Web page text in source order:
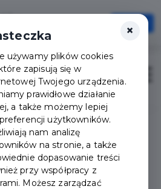
zawsze pod ręką
Otwórz
Zaloguj
×
używamy plików cookies
zapisują się w
Twojego urządzenia.
prawidłowe działanie
a także możemy lepiej
użytkowników.
nam analizę
na stronie, a także
dopasowanie treści
przy współpracy z
Możesz zarządzać